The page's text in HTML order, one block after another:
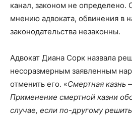
канал, законом не определено.
мнению адвоката, обвинения в
законодательства незаконны.
Адвокат Диана Сорк назвала
несоразмерным заявленным
отменить его. «Смертная казнь
Применение смертной казни
случае, если по-другому